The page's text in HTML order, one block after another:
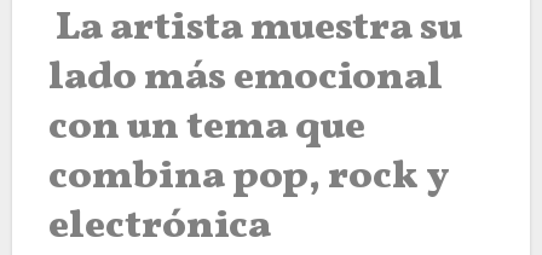
La artista muestra su
lado más emocional
con un tema que
combina pop, rock y
electrónica